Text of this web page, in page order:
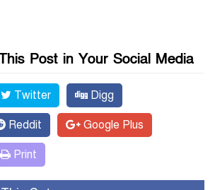
Post in Your Social Media
Twitter Digg
Reddit Google Plus
Print